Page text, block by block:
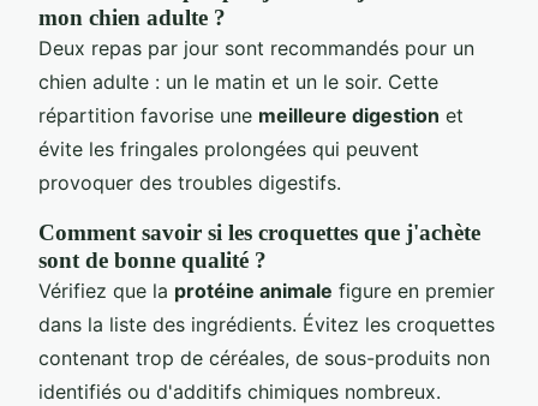
mon chien adulte ?
Deux repas par jour sont recommandés pour un
chien adulte : un le matin et un le soir. Cette
répartition favorise une meilleure digestion et
évite les fringales prolongées qui peuvent
provoquer des troubles digestifs.
Comment savoir si les croquettes que j'achète
sont de bonne qualité ?
Vérifiez que la protéine animale figure en premier
dans la liste des ingrédients. Évitez les croquettes
contenant trop de céréales, de sous-produits non
identifiés ou d'additifs chimiques nombreux.